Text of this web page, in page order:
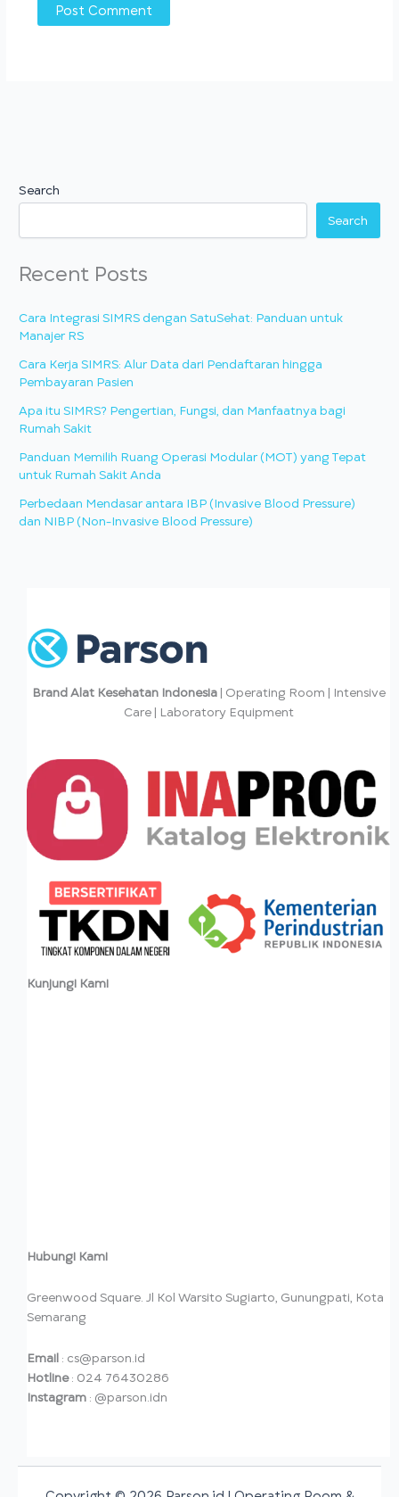
Search
Search
Recent Posts
Cara Integrasi SIMRS dengan SatuSehat: Panduan untuk
Manajer RS
Cara Kerja SIMRS: Alur Data dari Pendaftaran hingga
Pembayaran Pasien
Apa itu SIMRS? Pengertian, Fungsi, dan Manfaatnya bagi
Rumah Sakit
Panduan Memilih Ruang Operasi Modular (MOT) yang Tepat
untuk Rumah Sakit Anda
Perbedaan Mendasar antara IBP (Invasive Blood Pressure)
dan NIBP (Non-Invasive Blood Pressure)
Brand Alat Kesehatan Indonesia| Operating Room | Intensive
Care | Laboratory Equipment
Kunjungi Kami
Hubungi Kami
Greenwood Square. Jl Kol Warsito Sugiarto, Gunungpati, Kota
Semarang
Email : cs@parson.id
Hotline: 024 76430286
Instagram : @parson.idn